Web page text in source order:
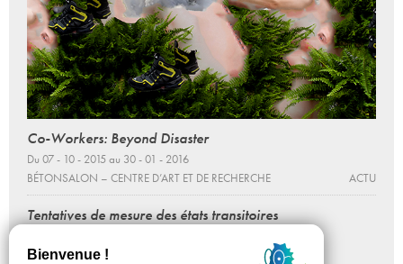
Co-Workers: Beyond Disaster
Du 07 - 10 - 2015 au 30 - 01 - 2016
BÉTONSALON – CENTRE D’ART ET DE RECHERCHE
ACTU
Tentatives de mesure des états transitoires
06 - 04 - 2016, 14:00